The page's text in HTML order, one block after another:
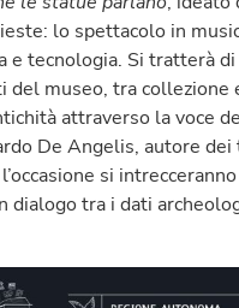
lo spettacolo in
tecnologia. Si tratterà
museo, tra collezione
attraverso la voce
De Angelis, autore
si
tra i dati